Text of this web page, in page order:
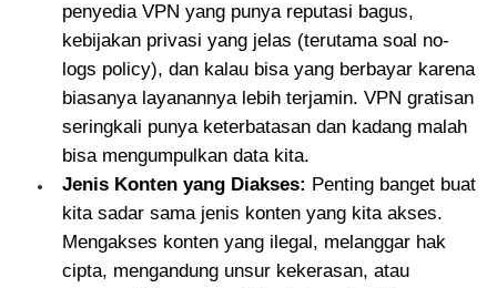
penyedia VPN yang punya reputasi bagus,
kebijakan privasi yang jelas (terutama soal no-
logs policy), dan kalau bisa yang berbayar karena
biasanya layanannya lebih terjamin. VPN gratisan
seringkali punya keterbatasan dan kadang malah
bisa mengumpulkan data kita.
Jenis Konten yang Diakses: Penting banget buat
kita sadar sama jenis konten yang kita akses.
Mengakses konten yang ilegal, melanggar hak
cipta, mengandung unsur kekerasan, atau